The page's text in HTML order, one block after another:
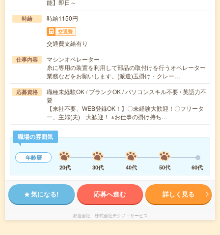
能】即日～
時給 時給1150円
交通費
交通費支給有り
仕事内容
マシンオペレーター
糸に専用の装置を利用して部品の取付けを行うオペレーター
業務などをお願いします。(派遣)玉掛け・クレー…
応募資格
職種未経験OK / ブランクOK / パソコンスキル不要 / 英語力不
要
【来社不要、WEB登録OK！】〇未経験大歓迎！〇フリータ
ー、主婦(夫) 大歓迎！ ※お仕事の掛け持ち…
職場の雰囲気
年齢層
20代
30代 40代 50代 60代
気になる! 応募へ進む 詳しく見る
派遣会社 株式会社テクノ・サービス